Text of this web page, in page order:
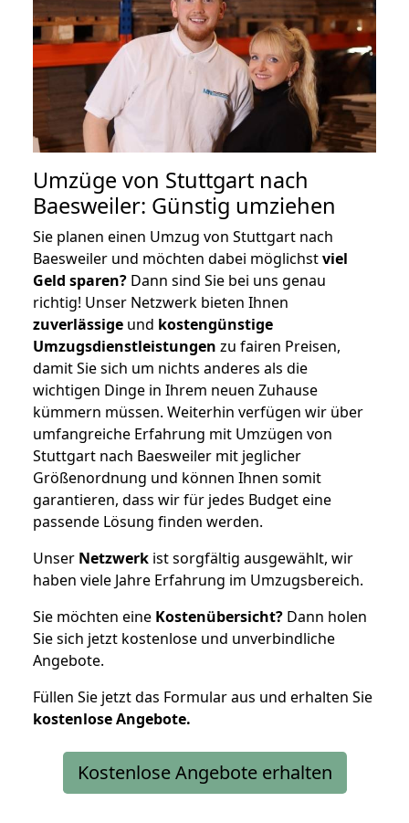
Umzüge von Stuttgart nach
Baesweiler: Günstig umziehen
Sie planen einen Umzug von Stuttgart nach
Baesweiler und möchten dabei möglichstviel
Geld sparen? Dann sind Sie bei uns genau
richtig! Unser Netzwerk bieten Ihnen
zuverlässige und kostengünstige
Umzugsdienstleistungen zu fairen Preisen,
damit Sie sich um nichts anderes als die
wichtigen Dinge in Ihrem neuen Zuhause
kümmern müssen. Weiterhin verfügen wir über
umfangreiche Erfahrung mit Umzügen von
Stuttgart nach Baesweiler mit jeglicher
Größenordnung und können Ihnen somit
garantieren, dass wir für jedes Budget eine
passende Lösung finden werden.
Unser Netzwerk ist sorgfältig ausgewählt, wir
haben viele Jahre Erfahrung im Umzugsbereich.
Sie möchten eine Kostenübersicht? Dann holen
Sie sich jetzt kostenlose und unverbindliche
Angebote.
Füllen Sie jetzt das Formular aus und erhalten Sie
kostenloseAngebote.
Kostenlose Angebote erhalten